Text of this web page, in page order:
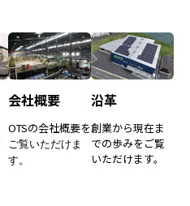
会社概要
OTSの会社概要を
ご覧いただけま
す。
沿革
創業から現在ま
での歩みをご覧
いただけます。